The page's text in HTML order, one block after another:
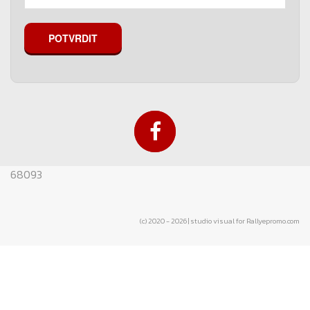
POTVRDIT
68093
(c) 2020 - 2026 | studio visual for Rallyepromo.com